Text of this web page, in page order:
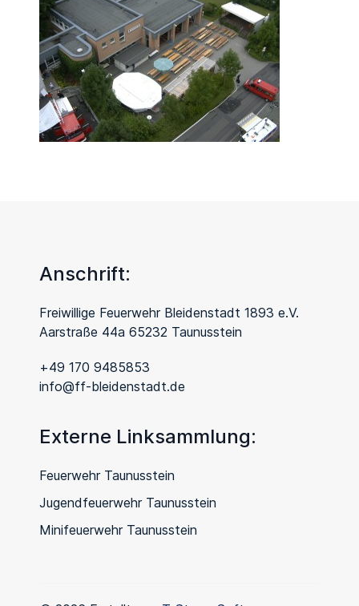
Anschrift:
Freiwillige Feuerwehr Bleidenstadt 1893 e.V.
Aarstraße 44a 65232 Taunusstein
+49 170 9485853
info@ff-bleidenstadt.de
Externe Linksammlung:
Feuerwehr Taunusstein
Jugendfeuerwehr Taunusstein
Minifeuerwehr Taunusstein